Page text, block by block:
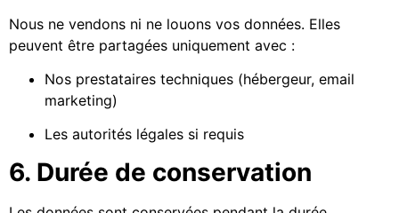
Nous ne vendons ni ne louons vos données. Elles
peuvent être partagées uniquement avec :
Nos prestataires techniques (hébergeur, email
marketing)
Les autorités légales si requis
6. Durée de conservation